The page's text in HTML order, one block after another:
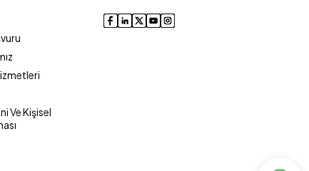
Ve Kişisel